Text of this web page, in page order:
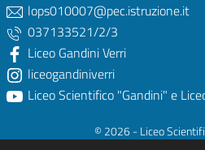
lops010007@pec.istruzione.it
037133521/2/3
Liceo Gandini Verri
liceogandiniverri
Liceo Scientifico "Gandini" e
© 2026 - Liceo